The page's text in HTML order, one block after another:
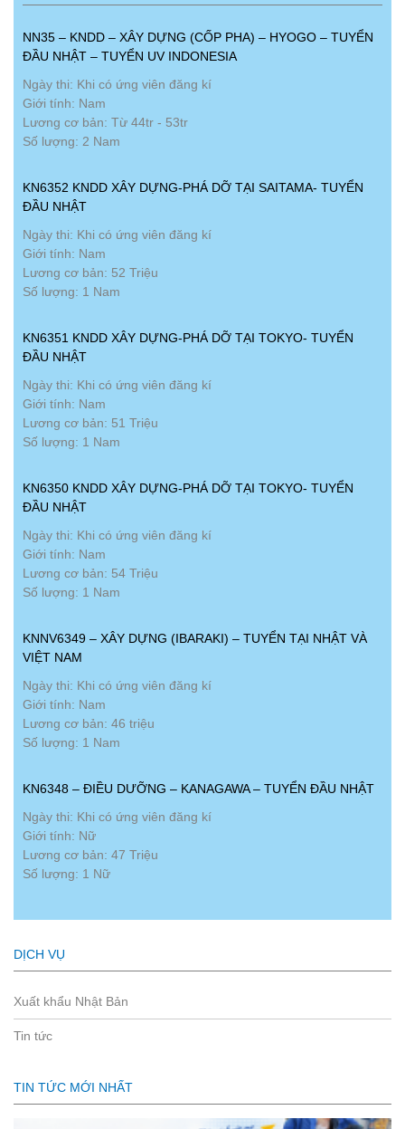
NN35 – KNDD – XÂY DỰNG (CỐP PHA) – HYOGO – TUYỂN
ĐẦU NHẬT – TUYỂN UV INDONESIA
Ngày thi: Khi có ứng viên đăng kí
Giới tính: Nam
Lương cơ bản: Từ 44tr - 53tr
Số lượng: 2 Nam
KN6352 KNDD XÂY DỰNG-PHÁ DỠ TẠI SAITAMA- TUYỂN
ĐẦU NHẬT
Ngày thi: Khi có ứng viên đăng kí
Giới tính: Nam
Lương cơ bản: 52 Triệu
Số lượng: 1 Nam
KN6351 KNDD XÂY DỰNG-PHÁ DỠ TẠI TOKYO- TUYỂN
ĐẦU NHẬT
Ngày thi: Khi có ứng viên đăng kí
Giới tính: Nam
Lương cơ bản: 51 Triệu
Số lượng: 1 Nam
KN6350 KNDD XÂY DỰNG-PHÁ DỠ TẠI TOKYO- TUYỂN
ĐẦU NHẬT
Ngày thi: Khi có ứng viên đăng kí
Giới tính: Nam
Lương cơ bản: 54 Triệu
Số lượng: 1 Nam
KNNV6349 – XÂY DỰNG (IBARAKI) – TUYỂN TẠI NHẬT VÀ
VIỆT NAM
Ngày thi: Khi có ứng viên đăng kí
Giới tính: Nam
Lương cơ bản: 46 triệu
Số lượng: 1 Nam
KN6348 – ĐIỀU DƯỠNG – KANAGAWA – TUYỂN ĐẦU NHẬT
Ngày thi: Khi có ứng viên đăng kí
Giới tính: Nữ
Lương cơ bản: 47 Triệu
Số lượng: 1 Nữ
DỊCH VỤ
Xuất khẩu Nhật Bản
Tin tức
TIN TỨC MỚI NHẤT